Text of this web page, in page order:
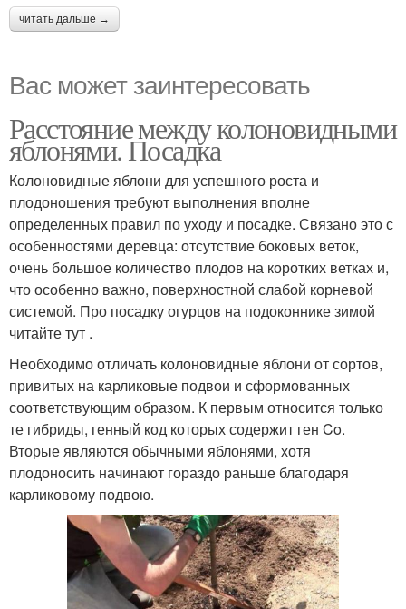
читать дальше →
Вас может заинтересовать
Расстояние между колоновидными
яблонями. Посадка
Колоновидные яблони для успешного роста и
плодоношения требуют выполнения вполне
определенных правил по уходу и посадке. Связано это с
особенностями деревца: отсутствие боковых веток,
очень большое количество плодов на коротких ветках и,
что особенно важно, поверхностной слабой корневой
системой. Про посадку огурцов на подоконнике зимой
читайте тут .
Необходимо отличать колоновидные яблони от сортов,
привитых на карликовые подвои и сформованных
соответствующим образом. К первым относится только
те гибриды, генный код которых содержит ген Co.
Вторые являются обычными яблонями, хотя
плодоносить начинают гораздо раньше благодаря
карликовому подвою.